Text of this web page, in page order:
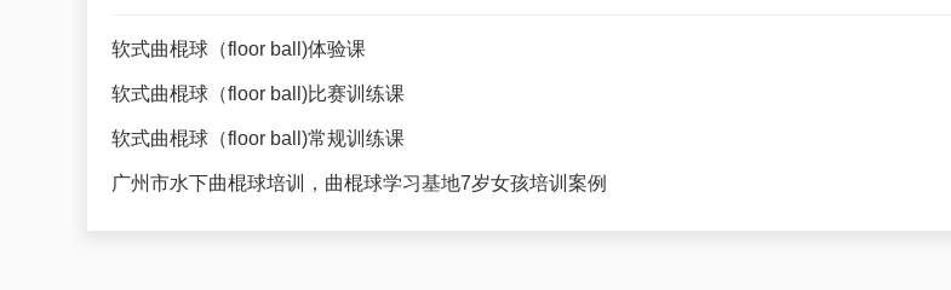
软式曲棍球（floor ball)体验课
软式曲棍球（floor ball)比赛训练课
软式曲棍球（floor ball)常规训练课
广州市水下曲棍球培训，曲棍球学习基地7岁女孩培训案例